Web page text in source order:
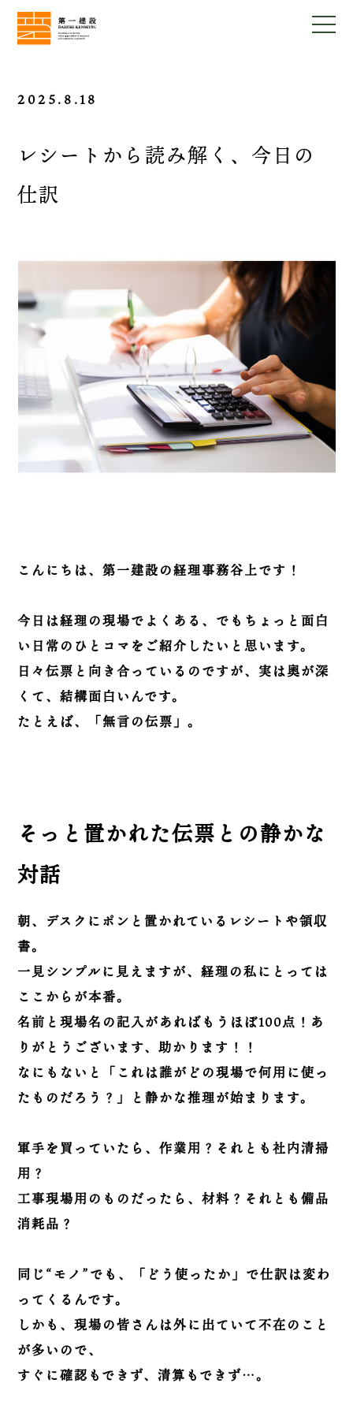
2025.8.18
レシートから読み解く、今日の
仕訳
こんにちは、第一建設の経理事務谷上です！
今日は経理の現場でよくある、でもちょっと面白
い日常のひとコマをご紹介したいと思います。
日々伝票と向き合っているのですが、実は奥が深
くて、結構面白いんです。
たとえば、「無言の伝票」。
そっと置かれた伝票との静かな
対話
朝、デスクにポンと置かれているレシートや領収
書。
一見シンプルに見えますが、経理の私にとっては
ここからが本番。
名前と現場名の記入があればもうほぼ100点！あ
りがとうございます、助かります！！
なにもないと「これは誰がどの現場で何用に使っ
たものだろう？」と静かな推理が始まります。
軍手を買っていたら、作業用？それとも社内清掃
用？
工事現場用のものだったら、材料？それとも備品
消耗品？
同じ“モノ”でも、「どう使ったか」で仕訳は変わ
ってくるんです。
しかも、現場の皆さんは外に出ていて不在のこと
が多いので、
すぐに確認もできず、清算もできず…。